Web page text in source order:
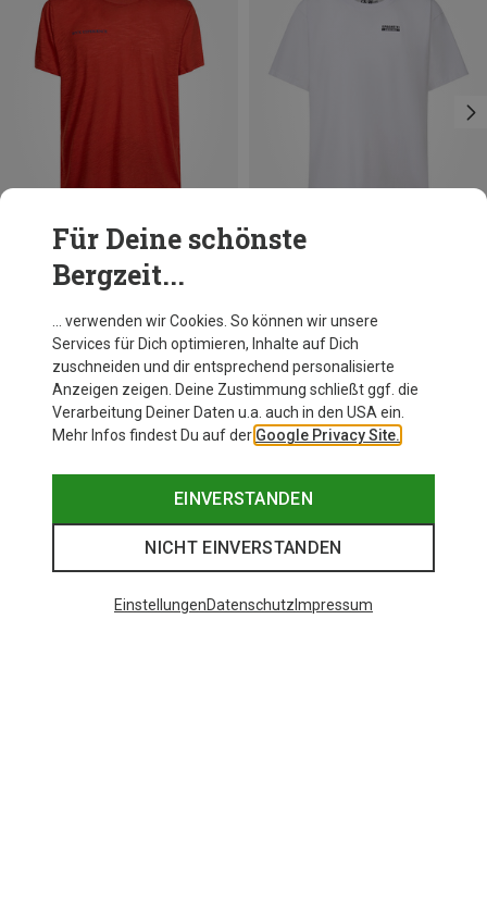
Du sparst 45%
Für Deine schönste
Bergzeit...
… verwenden wir Cookies. So können wir unsere
Services für Dich optimieren, Inhalte auf Dich
zuschneiden und dir entsprechend personalisierte
Anzeigen zeigen. Deine Zustimmung schließt ggf. die
Verarbeitung Deiner Daten u.a. auch in den USA ein.
Mehr Infos findest Du auf der Google Privacy Site.
EINVERSTANDEN
NICHT EINVERSTANDEN
EinstellungenDatenschutz Impressum